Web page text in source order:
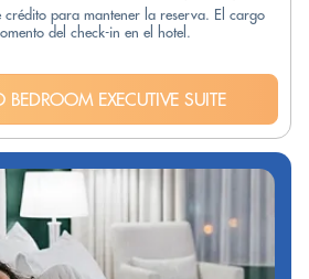
crédito para mantener la reserva. El cargo
del check-in en el hotel.
EXECUTIVE SUITE